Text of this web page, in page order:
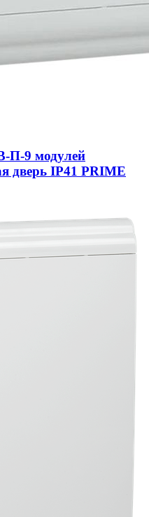
П-9 модулей
дверь IP41 PRIME